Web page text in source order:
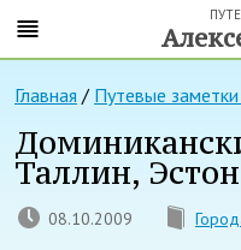
Главная / Путевые
Таллин,
08.10.2009